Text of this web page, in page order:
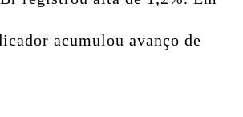
acumulou avanço de